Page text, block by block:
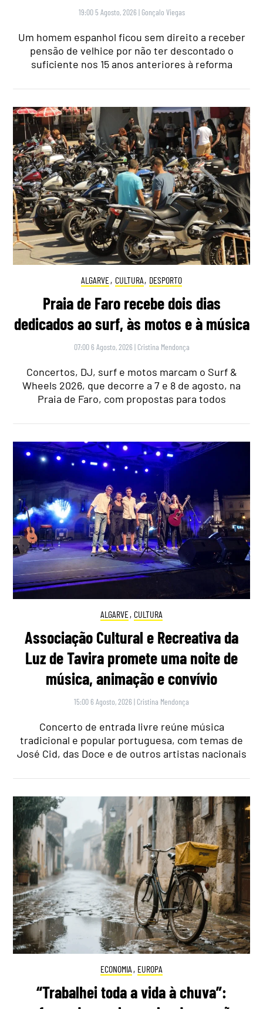
19:00 5 Agosto, 2026 | Gonçalo Viegas
Um homem espanhol ficou sem direito a receber
pensão de velhice por não ter descontado o
suficiente nos 15 anos anteriores à reforma
ALGARVE, CULTURA, DESPORTO
Praia de Faro recebe dois dias
dedicados ao surf, às motos e à música
07:00 6 Agosto, 2026 | Cristina Mendonça
Concertos, DJ, surf e motos marcam o Surf &
Wheels 2026, que decorre a 7 e 8 de agosto, na
Praia de Faro, com propostas para todos
ALGARVE, CULTURA
Associação Cultural e Recreativa da
Luz de Tavira promete uma noite de
música, animação e convívio
15:00 6 Agosto, 2026 | Cristina Mendonça
Concerto de entrada livre reúne música
tradicional e popular portuguesa, com temas de
José Cid, das Doce e de outros artistas nacionais
ECONOMIA , EUROPA
“Trabalhei toda a vida à chuva”: